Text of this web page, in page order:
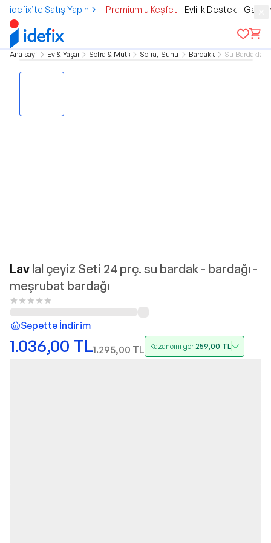
idefix’te Satış Yapın Premium'u Keşfet Evlilik Destek
Ana sayfa Ev & Yaşam Sofra & Mutfak Sofra, Sunum Bardaklar Su Bardakları
Lav lal çeyiz Seti 24 prç. su bardak - bardağı -
meşrubat bardağı
Sepette İndirim
1.036,00 TL1.295,00 TL Kazancını gör259,00 TL